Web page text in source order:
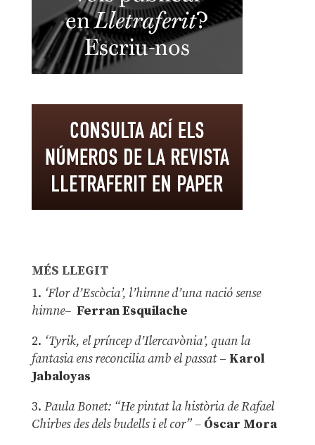
MÉS LLEGIT
1. ‘Flor d’Escòcia’, l’himne d’una nació sense
himne– Ferran Esquilache
2. ‘Tyrik, el príncep d’Ilercavònia’, quan la
fantasia ens reconcilia amb el passat– Karol
Jabaloyas
3. Paula Bonet: “He pintat la història de Rafael
Chirbes des dels budells i el cor” –Óscar Mora